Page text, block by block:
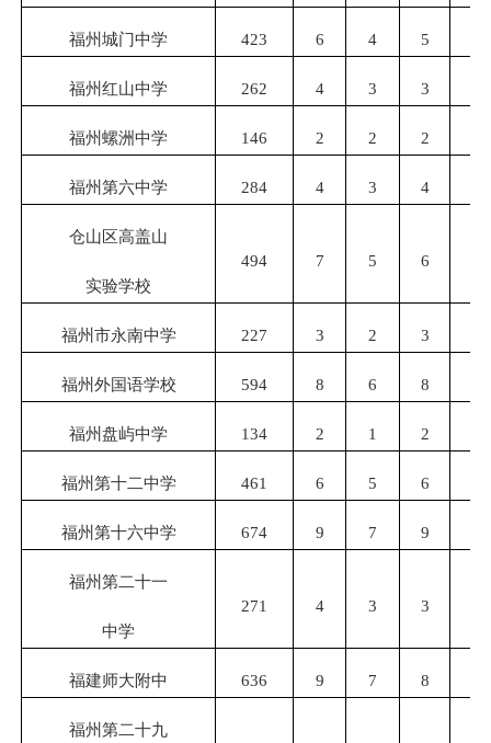
福州城门中学 423 6 4 5
福州红山中学 262 4 3 3
福州螺洲中学 146 2 2 2
福州第六中学 284 4 3 4
仓山区高盖山
实验学校
494 7 5 6
福州市永南中学 227 3 2 3
福州外国语学校 594 8 6 8
福州盘屿中学 134 2 1 2
福州第十二中学 461 6 5 6
福州第十六中学 674 9 7 9
福州第二十一
中学
271 4 3 3
福建师大附中 636 9 7 8
福州第二十九